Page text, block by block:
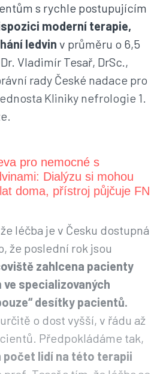
s rychle postupujícím
moderní terapie,
ledvin v průměru o 6,5
Vladimír Tesař, DrSc.,
rady České nadace pro
Kliniky nefrologie 1.
pro nemocné s
Dialýzu si mohou
doma, přístroj půjčuje FN
léčba je v Česku dostupná
že poslední rok jsou
zahlcena pacienty
specializovaných
desítky pacientů.
o dost vyšší, v řádu až
Předpokládáme tak,
počet lidí na této terapii